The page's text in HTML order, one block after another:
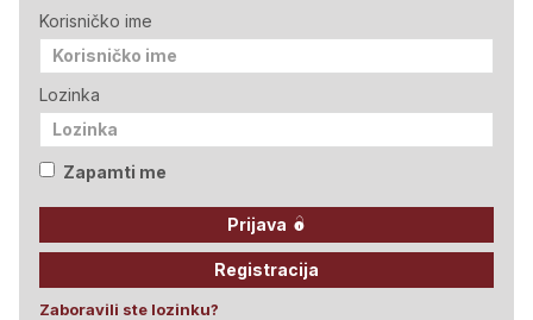
Korisničko ime
Lozinka
Zapamti me
Prijava
Registracija
Zaboravili ste lozinku?